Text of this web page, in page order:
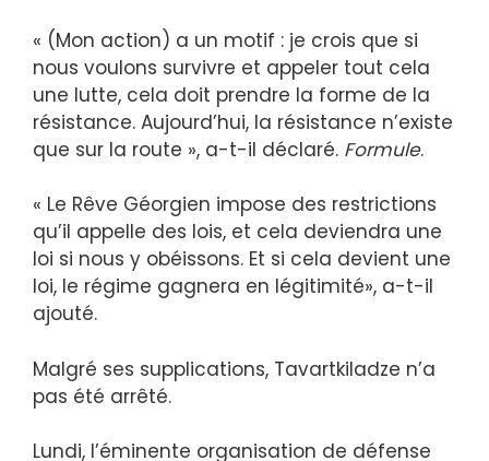
« (Mon action) a un motif : je crois que si
nous voulons survivre et appeler tout cela
une lutte, cela doit prendre la forme de la
résistance. Aujourd’hui, la résistance n’existe
que sur la route », a-t-il déclaré. Formule.
« Le Rêve Géorgien impose des restrictions
qu’il appelle des lois, et cela deviendra une
loi si nous y obéissons. Et si cela devient une
loi, le régime gagnera en légitimité», a-t-il
ajouté.
Malgré ses supplications, Tavartkiladze n’a
pas été arrêté.
Lundi, l’éminente organisation de défense